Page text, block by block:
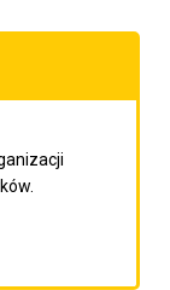
do następnego